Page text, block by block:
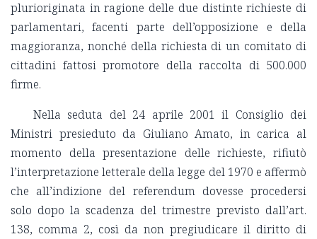
plurioriginata in ragione delle due distinte richieste di
parlamentari, facenti parte dell’opposizione e della
maggioranza, nonché della richiesta di un comitato di
cittadini fattosi promotore della raccolta di 500.000
firme.
Nella seduta del 24 aprile 2001 il Consiglio dei
Ministri presieduto da Giuliano Amato, in carica al
momento della presentazione delle richieste, rifiutò
l’interpretazione letterale della legge del 1970 e affermò
che all’indizione del referendum dovesse procedersi
solo dopo la scadenza del trimestre previsto dall’art.
138, comma 2, così da non pregiudicare il diritto di